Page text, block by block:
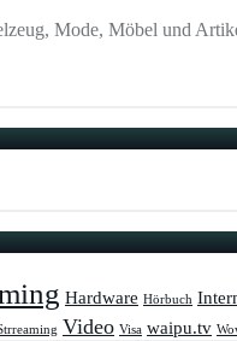
Mode, Möbel und
Hardware Hörbuch
Video Visa waipu.tv